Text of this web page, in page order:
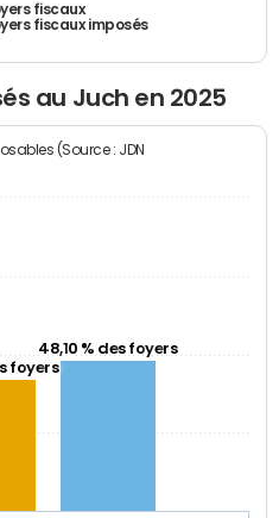
fiscaux
fiscaux imposés
au Juch en 2025
(Source : JDN
foyers
48,10 % des foyers